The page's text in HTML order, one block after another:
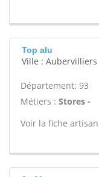
Top alu
Ville : Aubervilliers
Département: 93
Métiers : Stores -
Voir la fiche